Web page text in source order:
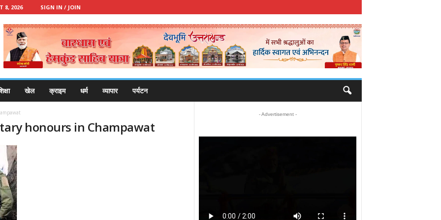
8, 2026 SIGN IN / JOIN
खेल क्राइम धर्म व्यापार पर्यटन
honours in Champawat
- Advertisement -